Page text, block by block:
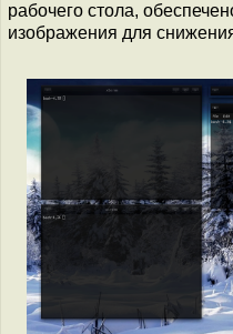
рабочего стола,
изображения для